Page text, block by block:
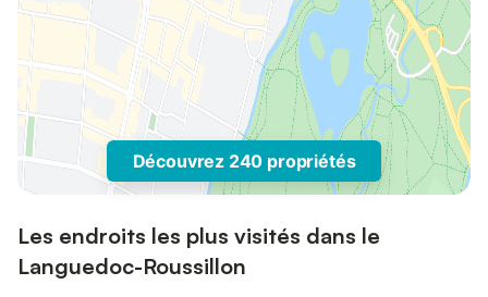
Découvrez 240 propriétés
Les endroits les plus visités dans le
Languedoc-Roussillon